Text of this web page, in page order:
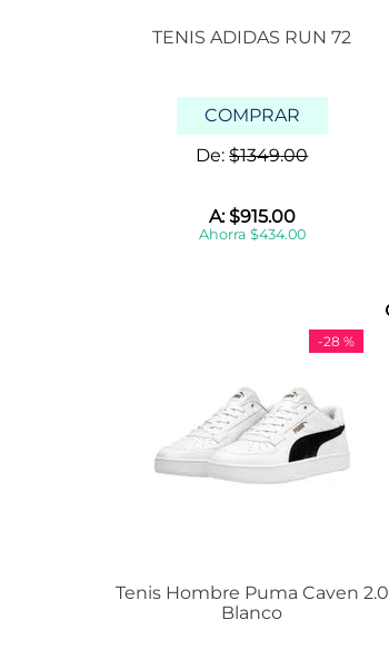
TENIS ADIDAS RUN 72
COMPRAR
De:$1349.00
A:$915.00
Ahorra $434.00
-28 %
Tenis Hombre Puma Caven 2.0
Blanco